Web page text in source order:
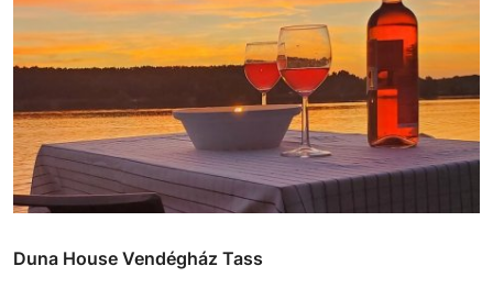
Duna House Vendégház Tass